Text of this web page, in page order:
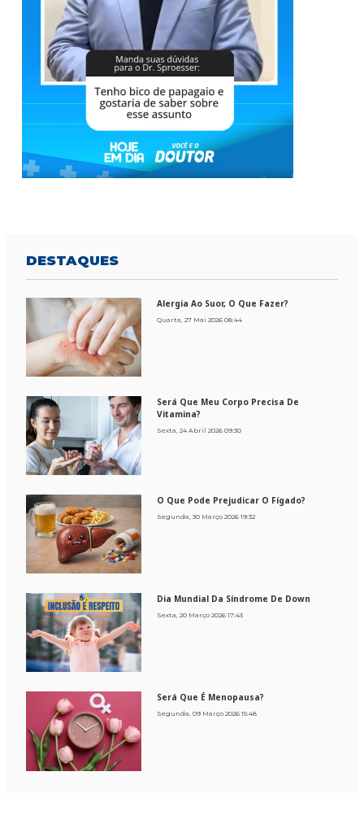
DESTAQUES
Alergia Ao Suor, O Que Fazer?
Quarta, 27 Mai 2026 08:44
Será Que Meu Corpo Precisa De
Vitamina?
Sexta, 24 Abril 2026 09:30
O Que Pode Prejudicar O Fígado?
Segunda, 30 Março 2026 19:32
Dia Mundial Da Síndrome De Down
Sexta, 20 Março 2026 17:43
Será Que É Menopausa?
Segunda, 09 Março 2026 15:48